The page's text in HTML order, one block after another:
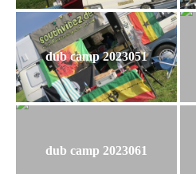
dub camp 2023051
dub camp 2023061